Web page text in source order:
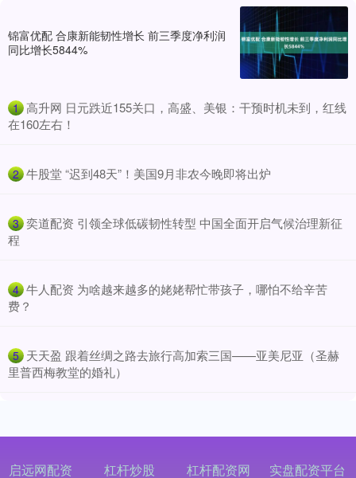
锦富优配 合康新能韧性增长 前三季度净利润
同比增长5844%
1 ​高升网 日元跌近155关口，高盛、美银：干预时机未到，红线
在160左右！
2 ​牛股堂 “迟到48天”！美国9月非农今晚即将出炉
3 ​奕道配资 引领全球低碳韧性转型 中国全面开启气候治理新征
程
4 ​牛人配资 为啥越来越多的姥姥帮忙带孩子，哪怕不给辛苦
费？
5 ​天天盈 跟着丝绸之路去旅行高加索三国——亚美尼亚（圣赫
里普西梅教堂的婚礼）
启远网配资 杠杆炒股 杠杆配资网 实盘配资平台